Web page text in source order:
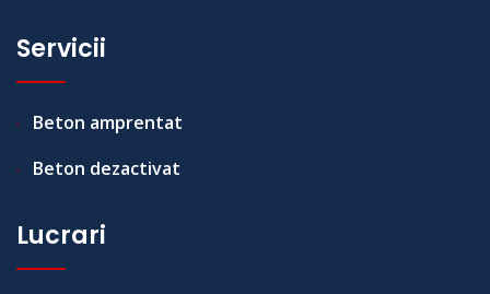
Servicii
Beton amprentat
Beton dezactivat
Lucrari